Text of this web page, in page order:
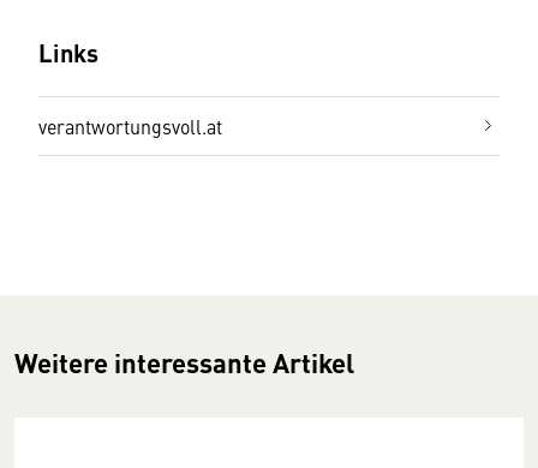
Links
verantwortungsvoll.at
Weitere interessante Artikel